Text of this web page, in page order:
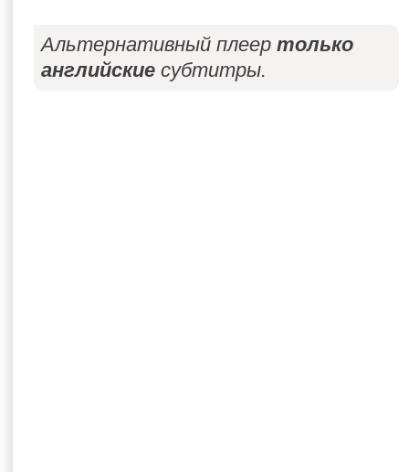
Альтернативный плеер только
английскиесубтитры.